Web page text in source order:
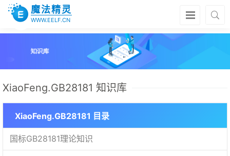
魔法精灵
WWW.EELF.CN
XiaoFeng.GB28181 知识库
XiaoFeng.GB28181 目录
国标GB28181理论知识